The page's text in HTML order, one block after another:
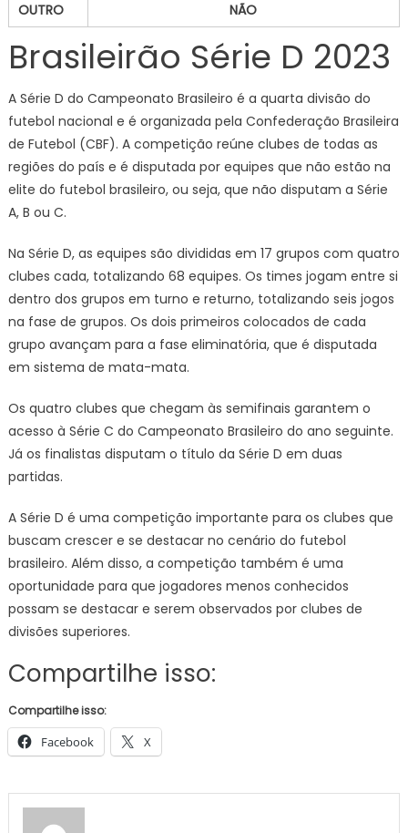
OUTRO NÃO
Brasileirão Série D 2023
A Série D do Campeonato Brasileiro é a quarta divisão do
futebol nacional e é organizada pela Confederação Brasileira
de Futebol (CBF). A competição reúne clubes de todas as
regiões do país e é disputada por equipes que não estão na
elite do futebol brasileiro, ou seja, que não disputam a Série
A, B ou C.
Na Série D, as equipes são divididas em 17 grupos com quatro
clubes cada, totalizando 68 equipes. Os times jogam entre si
dentro dos grupos em turno e returno, totalizando seis jogos
na fase de grupos. Os dois primeiros colocados de cada
grupo avançam para a fase eliminatória, que é disputada
em sistema de mata-mata.
Os quatro clubes que chegam às semifinais garantem o
acesso à Série C do Campeonato Brasileiro do ano seguinte.
Já os finalistas disputam o título da Série D em duas
partidas.
A Série D é uma competição importante para os clubes que
buscam crescer e se destacar no cenário do futebol
brasileiro. Além disso, a competição também é uma
oportunidade para que jogadores menos conhecidos
possam se destacar e serem observados por clubes de
divisões superiores.
Compartilhe isso:
Compartilhe isso:
Facebook X